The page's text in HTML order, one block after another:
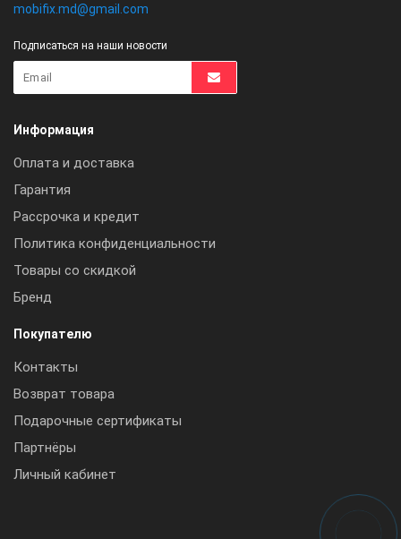
mobifix.md@gmail.com
Подписаться на наши новости
Информация
Оплата и доставка
Гарантия
Рассрочка и кредит
Политика конфиденциальности
Товары со скидкой
Бренд
Покупателю
Контакты
Возврат товара
Подарочные сертификаты
Партнёры
Личный кабинет